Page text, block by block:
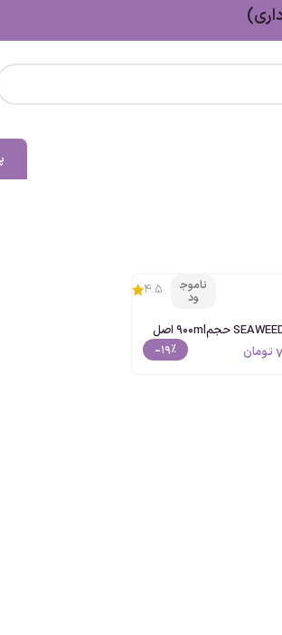
ناموج
ود 4.5
تومان -19%